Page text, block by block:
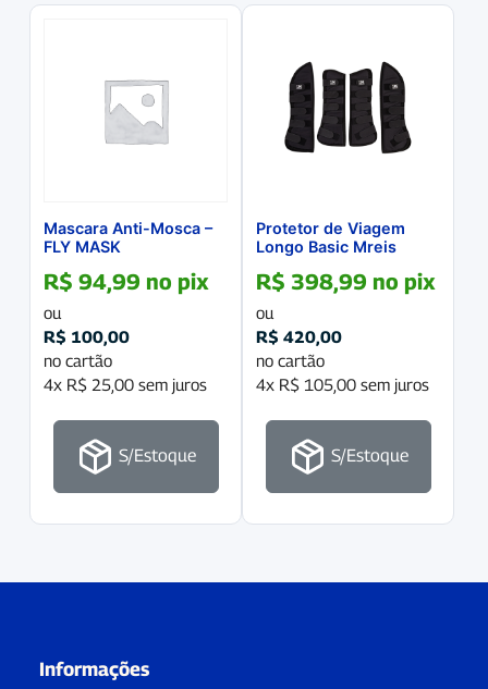
Mascara Anti-Mosca –
FLY MASK
R$ 94,99 no pix
ou
R$ 100,00
no cartão
4x R$ 25,00 sem juros
S/Estoque
Protetor de Viagem
Longo Basic Mreis
R$ 398,99 no pix
ou
R$ 420,00
no cartão
4x R$ 105,00 sem juros
S/Estoque
Informações